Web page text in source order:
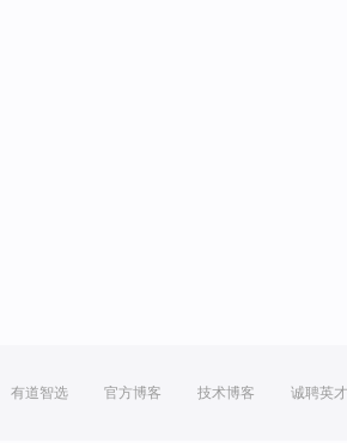
有道智选 官方博客 技术博客 诚聘英才